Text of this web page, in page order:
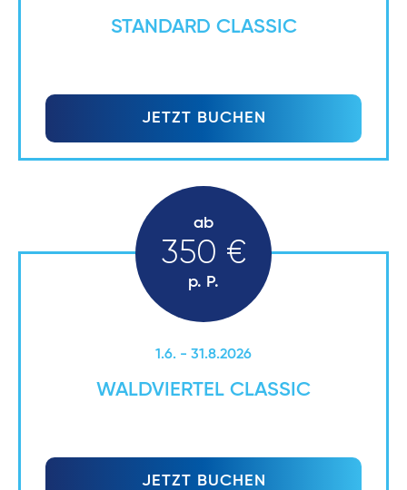
STANDARD CLASSIC
JETZT BUCHEN
ab
350 €
p. P.
1.6. - 31.8.2026
WALDVIERTEL CLASSIC
JETZT BUCHEN